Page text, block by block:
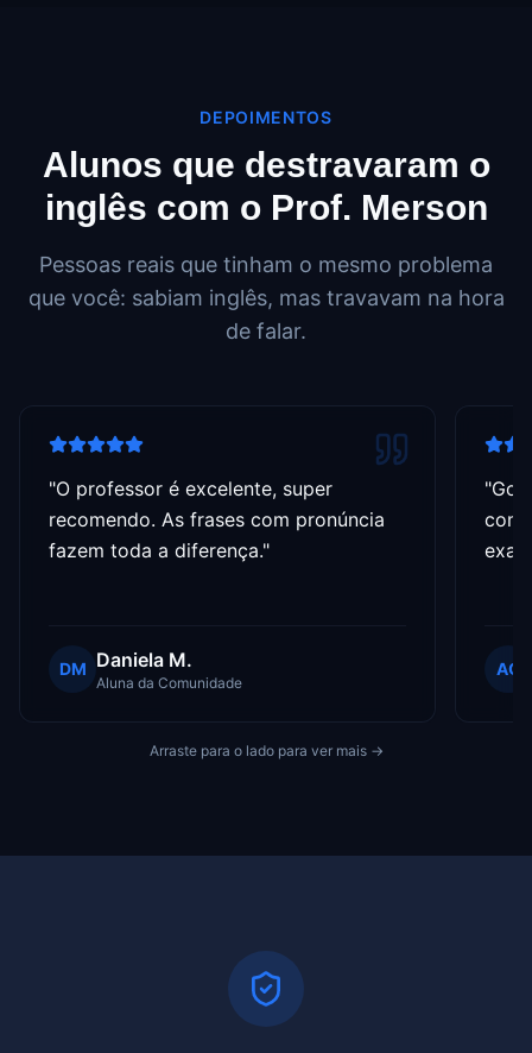
DEPOIMENTOS
Alunos que destravaram o
inglês com o Prof. Merson
Pessoas reais que tinham o mesmo problema
que você: sabiam inglês, mas travavam na hora
de falar.
"O professor é excelente, super
recomendo. As frases com pronúncia
fazem toda a diferença."
DM Daniela M.
Aluna da Comunidade
"
com
AC
Arraste para o lado para ver mais →